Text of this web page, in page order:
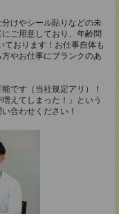
けやシール貼りなどの未
ご用意しており、年齢問
おります！お仕事自体も
やお仕事にブランクのあ
です（当社規定アリ）！
えてしまった！」という
合わせください！